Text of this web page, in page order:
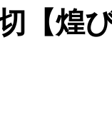
【煌